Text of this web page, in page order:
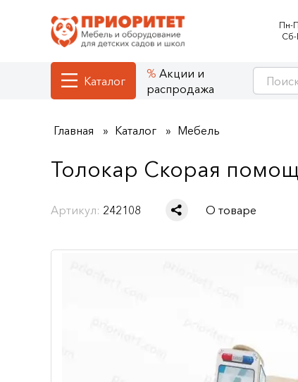
Пн-
Сб-
Каталог
Акции и
распродажа
Главная Каталог Мебель
Толокар Скорая
Артикул: 242108 О товаре